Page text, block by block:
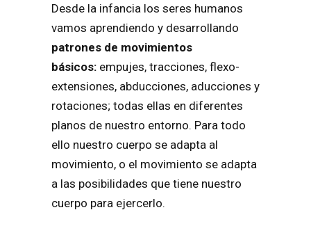
Desde la infancia los seres humanos
vamos aprendiendo y desarrollando
patrones de movimientos
básicos: empujes, tracciones, flexo-
extensiones, abducciones, aducciones y
rotaciones; todas ellas en diferentes
planos de nuestro entorno. Para todo
ello nuestro cuerpo se adapta al
movimiento, o el movimiento se adapta
a las posibilidades que tiene nuestro
cuerpo para ejercerlo.